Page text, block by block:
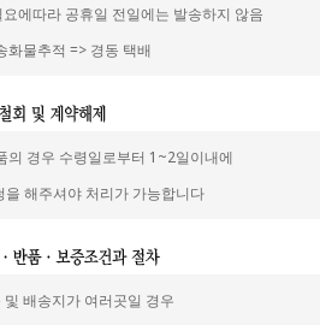
에따라 공휴일 전일에는 발송하지 않음
화물추적 => 경동 택배
의 경우 수령일로부터 1~2일이내에
을 해주셔야 처리가 가능합니다
및 배송지가 여러곳일 경우